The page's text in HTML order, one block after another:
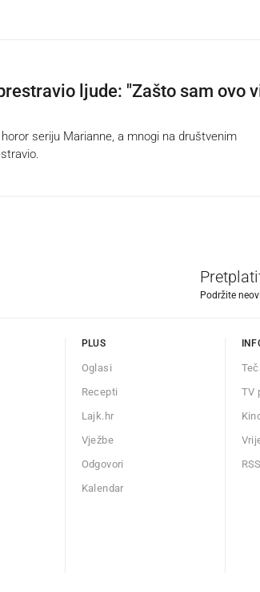
ljude: "Zašto sam ovo
seriju Marianne, a mnogi na društvenim
Podržite
PLUS
Oglasi
Recepti
Lajk.hr
Vježbe
Odgovori
Kalendar
TV